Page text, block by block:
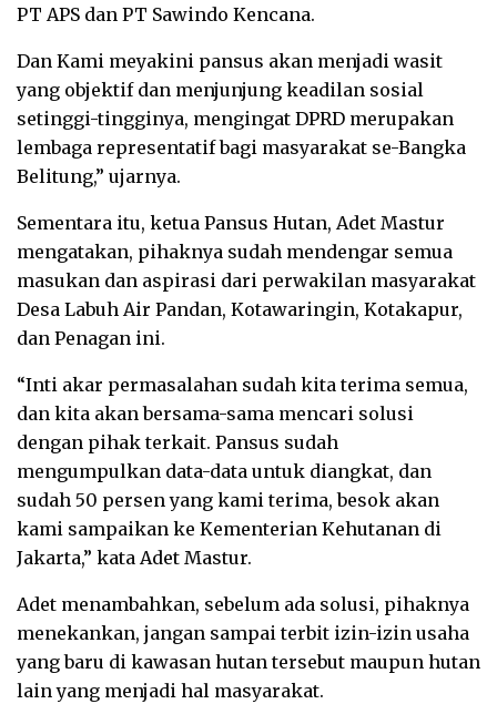
PT APS dan PT Sawindo Kencana.
Dan Kami meyakini pansus akan menjadi wasit
yang objektif dan menjunjung keadilan sosial
setinggi-tingginya, mengingat DPRD merupakan
lembaga representatif bagi masyarakat se-Bangka
Belitung,” ujarnya.
Sementara itu, ketua Pansus Hutan, Adet Mastur
mengatakan, pihaknya sudah mendengar semua
masukan dan aspirasi dari perwakilan masyarakat
Desa Labuh Air Pandan, Kotawaringin, Kotakapur,
dan Penagan ini.
“Inti akar permasalahan sudah kita terima semua,
dan kita akan bersama-sama mencari solusi
dengan pihak terkait. Pansus sudah
mengumpulkan data-data untuk diangkat, dan
sudah 50 persen yang kami terima, besok akan
kami sampaikan ke Kementerian Kehutanan di
Jakarta,” kata Adet Mastur.
Adet menambahkan, sebelum ada solusi, pihaknya
menekankan, jangan sampai terbit izin-izin usaha
yang baru di kawasan hutan tersebut maupun hutan
lain yang menjadi hal masyarakat.